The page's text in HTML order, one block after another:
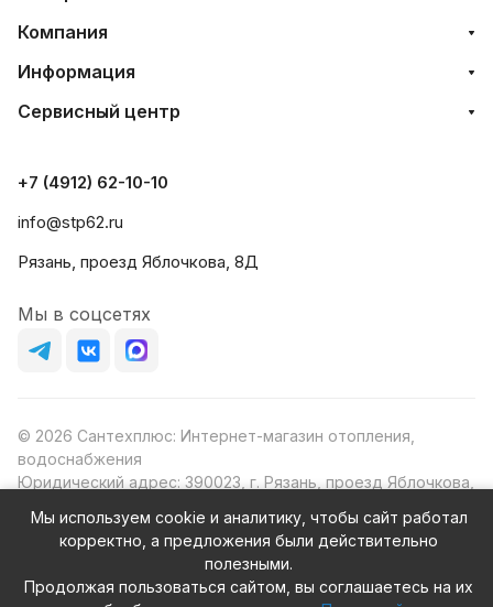
Компания
Информация
Сервисный центр
+7 (4912) 62-10-10
info@stp62.ru
Рязань, проезд Яблочкова, 8Д
Мы в соцсетях
© 2026 Сантехплюс: Интернет-магазин отопления,
водоснабжения
Юридический адрес: 390023, г. Рязань, проезд Яблочкова,
ИНН/КПП: 6230087631/623001001
ОГРН: 1156230000080
Мы используем cookie и аналитику, чтобы сайт работал
корректно, а предложения были действительно
полезными.
Продолжая пользоваться сайтом, вы соглашаетесь на их